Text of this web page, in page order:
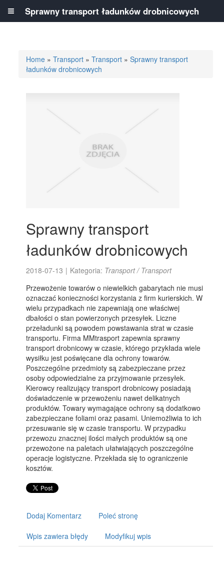
Home »Transport »Transport »Sprawny transport
ładunków drobnicowych
Sprawny transport
ładunków drobnicowych
2018-07-13 | Kategoria: Transport / Transport
Przewożenie towarów o niewielkich gabarytach nie musi
oznaczać konieczności korzystania z firm kurierskich. W
wielu przypadkach nie zapewniają one właściwej
dbałości o stan powierzonych przesyłek. Liczne
przeładunki są powodem powstawania strat w czasie
transportu. Firma MMtrasport zapewnia sprawny
transport drobnicowy w czasie, którego przykłada wiele
wysiłku jest poświęcane dla ochrony towarów.
Poszczególne przedmioty są zabezpieczane przez
osoby odpowiedzialne za przyjmowanie przesyłek.
Kierowcy realizujący transport drobnicowy posiadają
doświadczenie w przewożeniu nawet delikatnych
produktów. Towary wymagające ochrony są dodatkowo
zabezpieczane foliami oraz pasami. Uniemożliwia to ich
przesuwanie się w czasie transportu. W przypadku
przewozu znacznej ilości małych produktów są one
przewożone na paletach ułatwiających poszczególne
operacje logistyczne. Przekłada się to ograniczenie
kosztów.
Dodaj Komentarz Poleć stronę
Wpis zawiera błędy Modyfikuj wpis
Sprawny transport ładunków drobnicowych